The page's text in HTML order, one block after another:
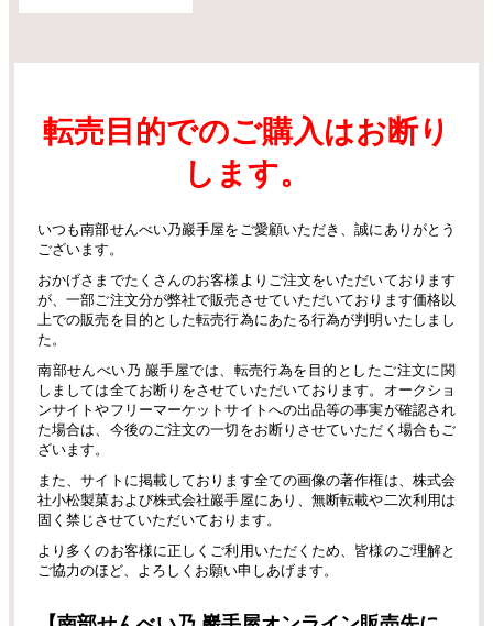
転売目的でのご購入はお断り
します。
いつも南部せんべい乃巖手屋をご愛顧いただき、誠にありがとう
ございます。
おかげさまでたくさんのお客様よりご注文をいただいております
が、一部ご注文分が弊社で販売させていただいております価格以
上での販売を目的とした転売行為にあたる行為が判明いたしまし
た。
南部せんべい乃 巖手屋では、転売行為を目的としたご注文に関
しましては全てお断りをさせていただいております。オークショ
ンサイトやフリーマーケットサイトへの出品等の事実が確認され
た場合は、今後のご注文の一切をお断りさせていただく場合もご
ざいます。
また、サイトに掲載しております全ての画像の著作権は、株式会
社小松製菓および株式会社巖手屋にあり、無断転載や二次利用は
固く禁じさせていただいております。
より多くのお客様に正しくご利用いただくため、皆様のご理解と
ご協力のほど、よろしくお願い申しあげます。